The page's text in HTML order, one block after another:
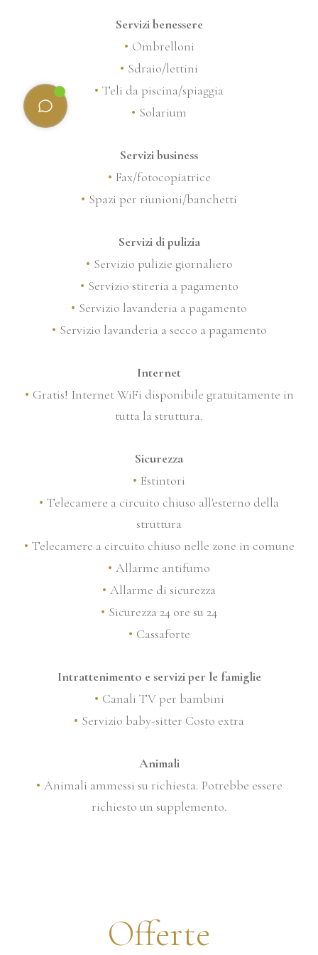
Servizi benessere
Ombrelloni
Sdraio/lettini
Teli da piscina/spiaggia
Solarium
Servizi business
Fax/fotocopiatrice
Spazi per riunioni/banchetti
Servizi di pulizia
Servizio pulizie giornaliero
Servizio stireria a pagamento
Servizio lavanderia a pagamento
Servizio lavanderia a secco a pagamento
Internet
Gratis! Internet WiFi disponibile gratuitamente in
tutta la struttura.
Sicurezza
Estintori
Telecamere a circuito chiuso all'esterno della
struttura
Telecamere a circuito chiuso nelle zone in comune
Allarme antifumo
Allarme di sicurezza
Sicurezza 24 ore su 24
Cassaforte
Intrattenimento e servizi per le famiglie
Canali TV per bambini
Servizio baby-sitter Costo extra
Animali
Animali ammessi su richiesta. Potrebbe essere
richiesto un supplemento.
Offerte